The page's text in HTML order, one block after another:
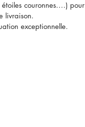
couronnes....) pour
livraison.
exceptionnelle.